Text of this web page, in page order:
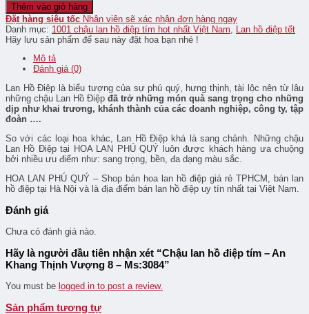
Thêm vào giỏ hàng
Đặt hàng siêu tốc Nhân viên sẽ xác nhận đơn hàng ngay
Danh mục: 1001 chậu lan hồ điệp tím hot nhất Việt Nam
Lan hồ điệp tết
Hãy lưu sản phẩm để sau này đặt hoa bạn nhé !
Mô tả
Đánh giá (0)
Lan Hồ Điệp là biểu tượng của sự phú quý, hưng thịnh, tài lộc nên từ lâu
những chậu Lan Hồ Điệp đã trở những món quà sang trọng cho những
dịp như khai trương, khánh thành của các doanh nghiệp, công ty, tập
đoàn ….
So với các loại hoa khác, Lan Hồ Điệp khá là sang chảnh. Những chậu
Lan Hồ Điệp tại HOA LAN PHÚ QUÝ luôn được khách hàng ưa chuộng
bởi nhiều ưu điểm như: sang trọng, bền, đa dạng màu sắc.
HOA LAN PHÚ QUÝ – Shop bán hoa lan hồ điệp giá rẻ TPHCM, bán lan
hồ điệp tại Hà Nội và là địa điểm bán lan hồ điệp uy tín nhất tại Việt Nam.
Đánh giá
Chưa có đánh giá nào.
Hãy là người đầu tiên nhận xét “Chậu lan hồ điệp tím – An
Khang Thịnh Vượng 8 – Ms:3084”
You must be logged in to post a review.
Sản phẩm tương tự